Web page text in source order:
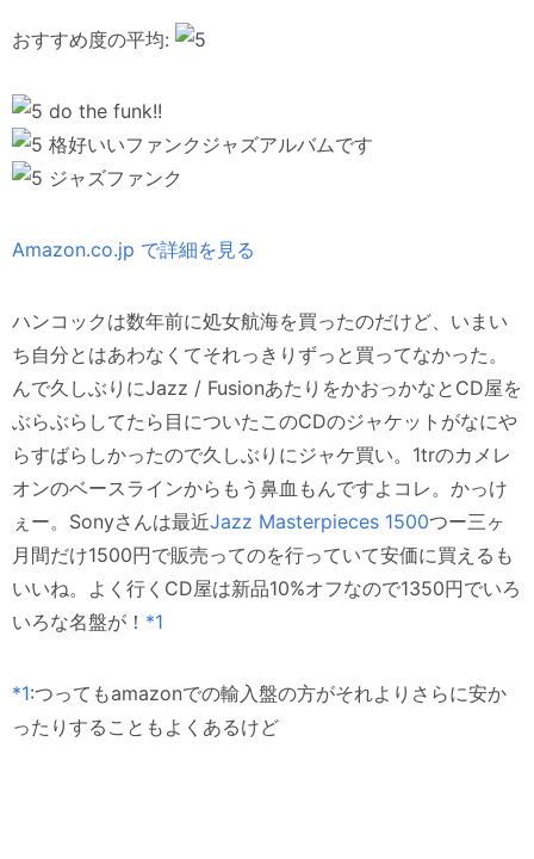
おすすめ度の平均:
do the funk!!
格好いいファンクジャズアルバムです
ジャズファンク
Amazon.co.jp で詳細を見る
ハンコックは数年前に処女航海を買ったのだけど、いまい
ち自分とはあわなくてそれっきりずっと買ってなかった。
んで久しぶりにJazz / FusionあたりをかおっかなとCD屋を
ぶらぶらしてたら目についたこのCDのジャケットがなにや
らすばらしかったので久しぶりにジャケ買い。1trのカメレ
オンのベースラインからもう鼻血もんですよコレ。かっけ
ぇー。Sonyさんは最近Jazz Masterpieces 1500つー三ヶ
月間だけ1500円で販売ってのを行っていて安価に買えるも
いいね。よく行くCD屋は新品10%オフなので1350円でいろ
いろな名盤が！ *1
*1:つってもamazonでの輸入盤の方がそれよりさらに安か
ったりすることもよくあるけど